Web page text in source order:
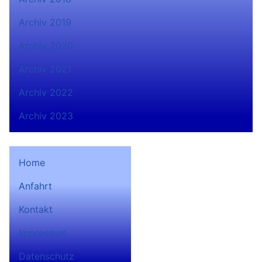
Archiv 2019
Archiv 2020
Archiv 2021
Archiv 2022
Archiv 2023
Home
Anfahrt
Kontakt
Impressum
Datenschutz